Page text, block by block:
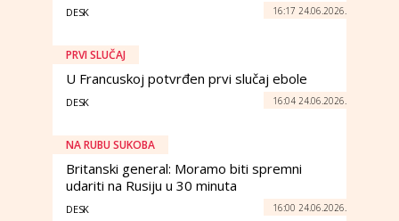
DESK 16:17 24.06.2026.
PRVI SLUČAJ
U Francuskoj potvrđen prvi slučaj ebole
DESK 16:04 24.06.2026.
NA RUBU SUKOBA
Britanski general: Moramo biti spremni
udariti na Rusiju u 30 minuta
DESK 16:00 24.06.2026.